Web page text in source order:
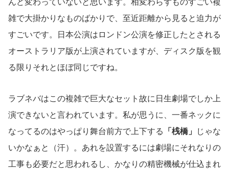
んど変わっていないと思います。相変わらずものすごい複
雑で大掛かりなものばかりで、至近距離から見ると迫力が
すごいです。日本公演はロンドン公演を修正したとされる
オーストラリア版が上演されていますが、ディスク版を観
る限りそれとほぼ同じですね。
ラブネバはこの複雑で巨大なセット故に日生劇場でしか上
演できないと言われています。私が思うに、一番ネックに
なってるのはやっぱり舞台前方で上下する
「桟橋」
じゃな
いかなぁと（汗）。あれを設置するには劇場にそれなりの
工事も必要だと思われるし、かなりの精密機械が仕込まれ